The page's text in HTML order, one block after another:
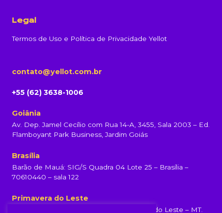
Legal
Termos de Uso e Política de Privacidade Yellot
contato@yellot.com.br
+55 (62) 3638-1006
Goiânia
Av. Dep. Jamel Cecílio com Rua 14-A, 3455, Sala 2003 – Ed.
Flamboyant Park Business, Jardim Goiás
Brasília
Barão de Mauá: SIG/S Quadra 04 Lote 25 – Brasília –
70610440 – sala 122
Primavera do Leste
Rua Rondonópolis, 231, Centro, Primavera do Leste – MT.